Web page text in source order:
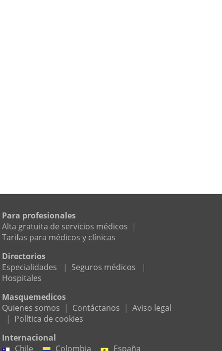
Para profesionales
Alta gratuita de servicios médicos |
Tarifas para médicos y clínicas
Directorios
Especialidades
| Seguros médicos
|
Hospitales
Masquemedicos
Quienes somos | Contáctanos | Aviso legal
| Política de cookies
Internacional
Chile
Colombia España